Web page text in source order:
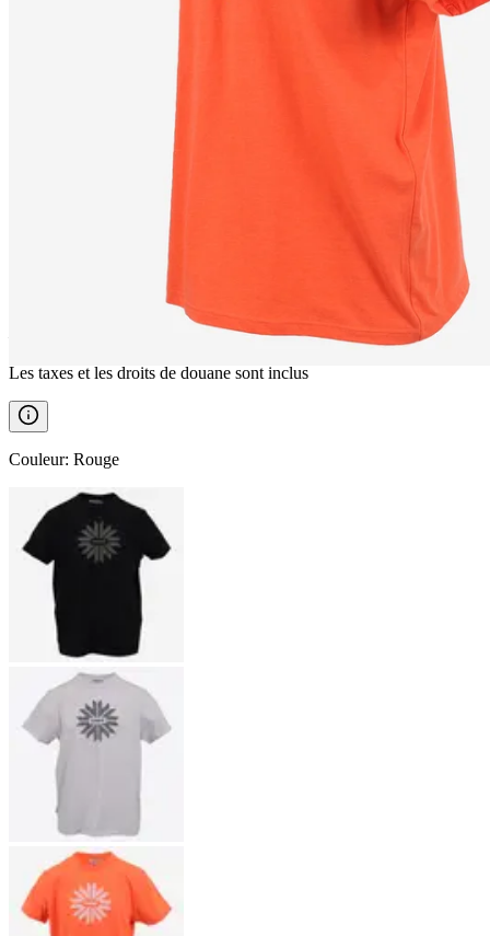
LANGAVÍK
Les taxes et les droits de douane sont inclus
Couleur: Rouge